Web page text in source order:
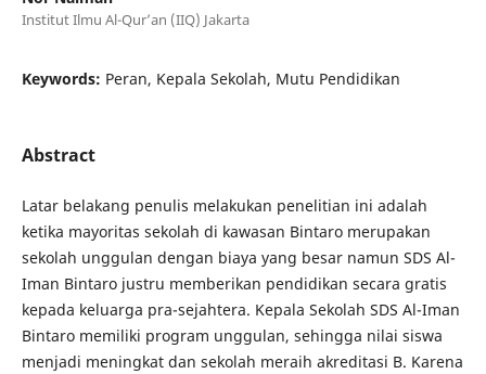
Institut Ilmu Al-Qur’an (IIQ) Jakarta
Keywords: Peran, Kepala Sekolah, Mutu Pendidikan
Abstract
Latar belakang penulis melakukan penelitian ini adalah
ketika mayoritas sekolah di kawasan Bintaro merupakan
sekolah unggulan dengan biaya yang besar namun SDS Al-
Iman Bintaro justru memberikan pendidikan secara gratis
kepada keluarga pra-sejahtera. Kepala Sekolah SDS Al-Iman
Bintaro memiliki program unggulan, sehingga nilai siswa
menjadi meningkat dan sekolah meraih akreditasi B. Karena